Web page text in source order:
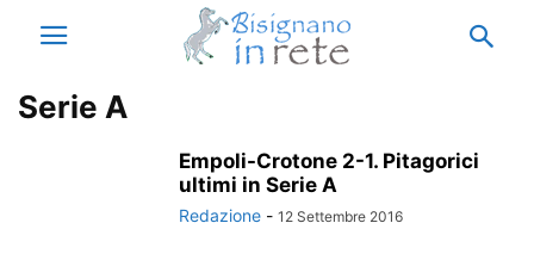
Serie A
Empoli-Crotone 2-1. Pitagorici
ultimi in Serie A
Redazione - 12 Settembre 2016